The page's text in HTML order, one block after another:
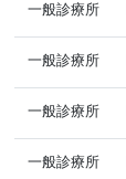
一般診療所
一般診療所
一般診療所
一般診療所